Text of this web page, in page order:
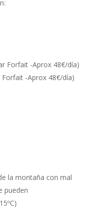
Forfait -Aprox 48€/día)
-Aprox 48€/día)
la montaña con mal
pueden